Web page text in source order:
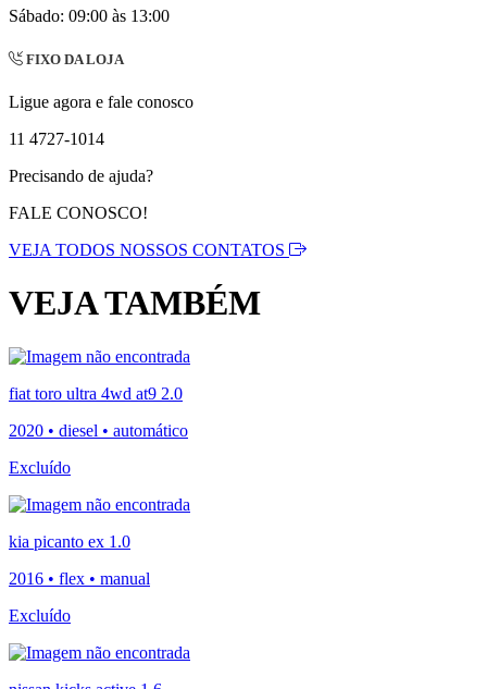
Sábado: 09:00 às 13:00
FIXO DA LOJA
Ligue agora e fale conosco
11 4727-1014
Precisando de ajuda?
FALE CONOSCO!
VEJA TODOS NOSSOS CONTATOS
VEJA TAMBÉM
fiat toro ultra 4wd at9 2.0
2020 • diesel • automático
Excluído
kia picanto ex 1.0
2016 • flex • manual
Excluído